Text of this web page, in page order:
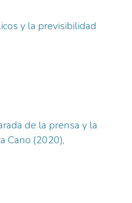
y la previsibilidad
de la prensa y la
Cano (2020),